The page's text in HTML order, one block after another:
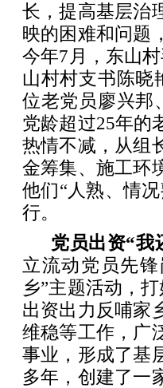
长，提高基层治
映的困难和问题
今年7月，东山
山村村支书陈晓
位老党员廖兴邦
党龄超过25年的
热情不减，从组
金筹集、施工环
他们“人熟、情
行。
党员出资“我
立流动党员先
乡”主题活动，
出资出力反哺家
维稳等工作，广
事业，形成了基
多年，创建了一